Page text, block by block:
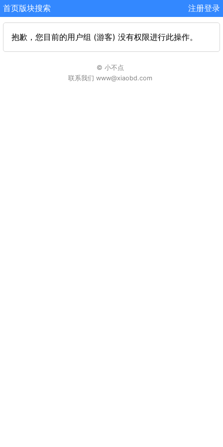
首页版块搜索 注册登录
抱歉，您目前的用户组 (游客) 没有权限进行此操作。
© 小不点
联系我们 www@xiaobd.com